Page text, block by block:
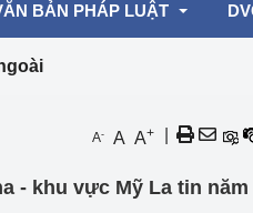
Hoạt động của Lãnh đạo Bộ
2026
BẢN PHÁP LUẬT
A- A A+
- khu vực Mỹ La tin năm